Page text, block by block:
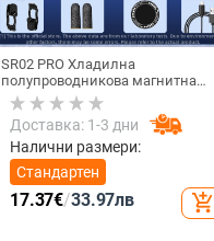
SR02 PRO Хладилна
полупроводникова магнитна
задна щипка за мобилен
телефон Радиатор за игра на
живо Цифров дисплей
Директна доставка от
фабриката
Доставка: 1-3 дни
Налични размери:
Стандартен
17.37€/33.97лв add_shopping_cart